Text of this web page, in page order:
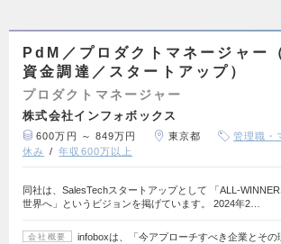
PdM／プロダクトマネージャー
資金調達／スタートアップ）
プロダクトマネージャー
株式会社インフォボックス
600万円 ～ 849万円 東京都 管理職・
休み
年収600万以上
同社は、SalesTechスタートアップとして 「ALL-WINNER
世界へ」というビジョンを掲げています。 2024年2…
会社概要
infoboxは、「今アプローチすべき企業とそ